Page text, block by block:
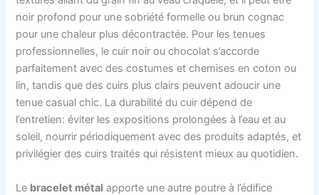
noir profond pour une sobriété formelle ou brun cognac
pour une chaleur plus décontractée. Pour les tenues
professionnelles, le cuir noir ou chocolat s’accorde
parfaitement avec des costumes et chemises en coton ou
lin, tandis que des cuirs plus clairs peuvent adoucir une
tenue casual chic. La durabilité du cuir dépend de
l’entretien: éviter les expositions prolongées à l’eau et au
soleil, nourrir périodiquement avec des produits adaptés, et
privilégier des cuirs traités qui résistent mieux au quotidien.
Le bracelet métal apporte une autre poutre à l’édifice